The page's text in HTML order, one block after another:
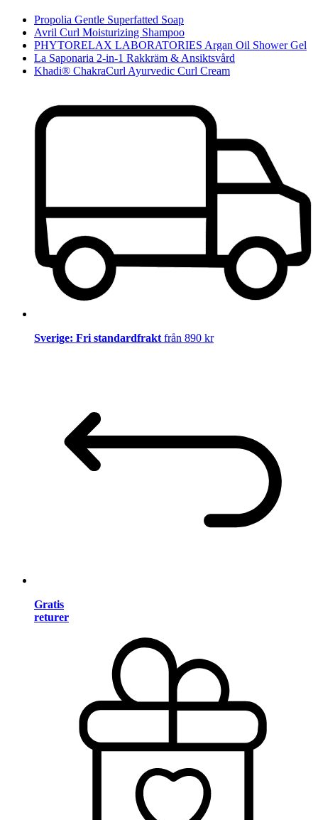
Propolia Gentle Superfatted Soap
Avril Curl Moisturizing Shampoo
PHYTORELAX LABORATORIES Argan Oil Shower Gel
La Saponaria 2-in-1 Rakkräm & Ansiktsvård
Khadi® ChakraCurl Ayurvedic Curl Cream
Sverige: Fri standardfrakt från 890 kr
Gratis
returer